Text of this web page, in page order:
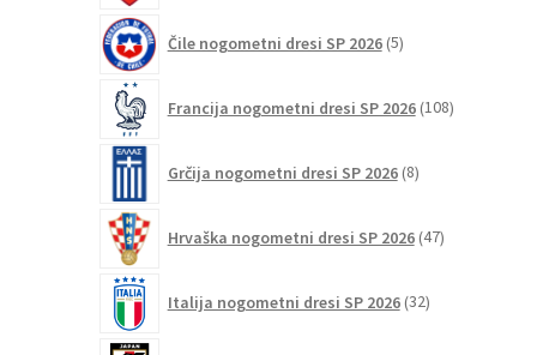
Čile nogometni dresi SP 2026 5izdelkov
Francija nogometni dresi SP 2026 108izdelkov
Grčija nogometni dresi SP 2026 8izdelkov
Hrvaška nogometni dresi SP 2026 47izdelkov
Italija nogometni dresi SP 2026 32izdelkov